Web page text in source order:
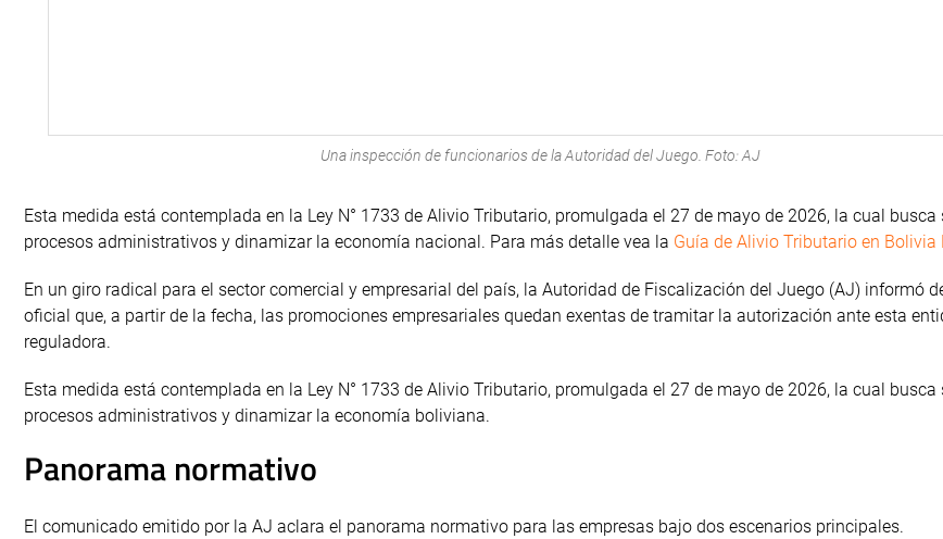
Una inspección de funcionarios de la Autoridad del Juego. Foto: AJ
Esta medida está contemplada en la Ley N° 1733 de Alivio Tributario, promulgada el 27 de mayo de 2026, la cual
procesos administrativos y dinamizar la economía nacional. Para más detalle vea la Guía de Alivio Tributario en Bolivia
En un giro radical para el sector comercial y empresarial del país, la Autoridad de Fiscalización del Juego (AJ) informó
oficial que, a partir de la fecha, las promociones empresariales quedan exentas de tramitar la autorización ante esta
reguladora.
Esta medida está contemplada en la Ley N° 1733 de Alivio Tributario, promulgada el 27 de mayo de 2026, la cual
procesos administrativos y dinamizar la economía boliviana.
Panorama normativo
El comunicado emitido por la AJ aclara el panorama normativo para las empresas bajo dos escenarios principales.